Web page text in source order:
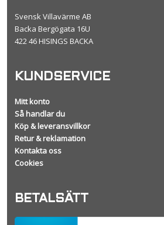
Svensk Villavärme AB
Backa Bergögata 16U
422 46 HISINGS BACKA
KUNDSERVICE
Mitt konto
Så handlar du
Köp & leveransvillkor
Retur & reklamation
Kontakta oss
Cookies
BETALSÄTT